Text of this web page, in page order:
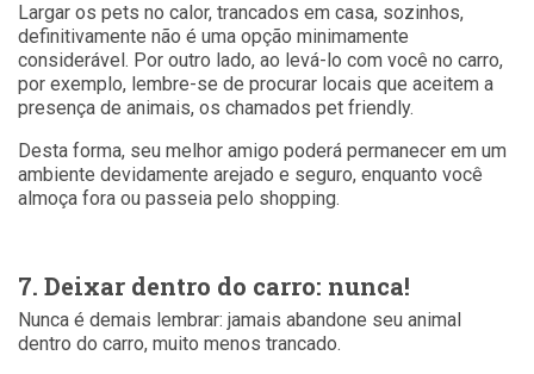
Largar os pets no calor, trancados em casa, sozinhos,
definitivamente não é uma opção minimamente
considerável. Por outro lado, ao levá-lo com você no carro,
por exemplo, lembre-se de procurar locais que aceitem a
presença de animais, os chamados pet friendly.
Desta forma, seu melhor amigo poderá permanecer em um
ambiente devidamente arejado e seguro, enquanto você
almoça fora ou passeia pelo shopping.
7. Deixar dentro do carro: nunca!
Nunca é demais lembrar: jamais abandone seu animal
dentro do carro, muito menos trancado.